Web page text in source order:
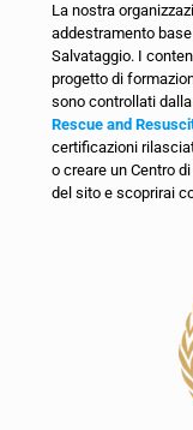
La nostra
addestramento
Salvataggio. I
progetto di
sono controllati
Rescue and
certificazioni
o creare un Centro
del sito e scoprirai